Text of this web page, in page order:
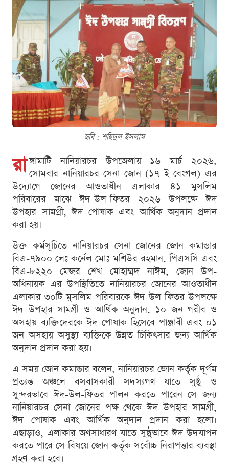
ছবি : শ‌হিদুল ইসলাম
রা ঙ্গামাটি নানিয়ারচর উপ‌জেলায় ১৬ মার্চ ২০২৬,
সোমবার নানিয়ারচর সেনা জোন (১৭ ই বেংগল) এর
উদ্যোগে জোনের আওতাধীন এলাকার ৪১ মুসলিম
পরিবারের মাঝে ঈদ-উল-ফিতর ২০২৬ উপলক্ষে ঈদ
উপহার সামগ্রী, ঈদ পোষাক এবং আর্থিক অনুদান প্রদান
করা হয়।
উক্ত কর্মসূচিতে নানিয়ারচর সেনা জোনের জোন কমান্ডার
বিএ-৭৯০০ লেঃ কর্নেল মোঃ মশিউর রহমান, পিএসসি এবং
বিএ-৮২২০ মেজর শেখ মোহাম্মদ নাঈম, জোন উপ-
অধিনায়ক এর উপস্থিতিতে নানিয়ারচর জোনের আওতাধীন
এলাকার ৩০টি মুসলিম পরিবারকে ঈদ-উল-ফিতর উপলক্ষে
ঈদ উপহার সামগ্রী ও আর্থিক অনুদান, ১০ জন গরীব ও
অসহায় ব্যক্তিদেরকে ঈদ পোষাক হিসেবে পাঞ্জাবী এবং ০১
জন অসহায় অসুস্থ্য ব্যক্তিকে উন্নত চিকিৎসার জন্য আর্থিক
অনুদান প্রদান করা হয়।
এ সময় জোন কমান্ডার বলেন, নানিয়ারচর জোন কর্তৃক দূর্গম
প্রত্যন্ত অঞ্চলে বসবাসকারী সদস্যগণ যাতে সুষ্ঠু ও
সুন্দরভাবে ঈদ-উল-ফিতর পালন করতে পারেন সে জন্য
নানিয়ারচর সেনা জোনের পক্ষ থেকে ঈদ উপহার সামগ্রী,
ঈদ পোষাক এবং আর্থিক অনুদান প্রদান করা হলো।
এছাড়াও, এলাকার জণসাধারণ যাতে সুষ্ঠুভাবে ঈদ উদযাপন
করতে পারে সে বিষয়ে জোন কর্তৃক সর্বোচ্চ নিরাপত্তার ব্যবস্থা
গ্রহণ করা হবে।